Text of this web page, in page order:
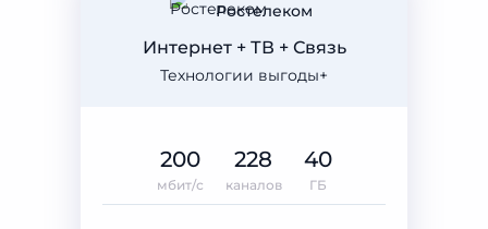
Ростелеком
Технологии выгоды+
Интернет + ТВ + Связь
200
мбит/с
228
каналов
40
ГБ